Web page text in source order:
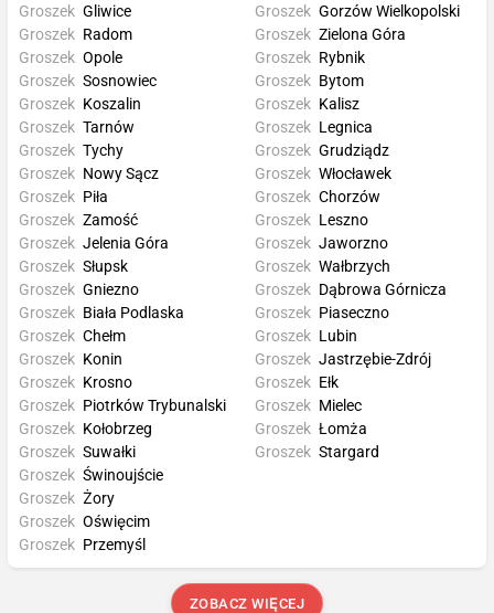
Groszek Gliwice
Groszek Radom
Groszek Opole
Groszek Sosnowiec
Groszek Gorzów Wielkopolski
Groszek Zielona Góra
Groszek Rybnik
Groszek Bytom
Groszek Koszalin
Groszek Tarnów
Groszek Tychy
Groszek Nowy Sącz
Groszek Kalisz
Groszek Legnica
Groszek Grudziądz
Groszek Włocławek
Groszek Piła
Groszek Zamość
Groszek Jelenia Góra
Groszek Słupsk
Groszek Chorzów
Groszek Leszno
Groszek Jaworzno
Groszek Wałbrzych
Groszek Gniezno
Groszek Biała Podlaska
Groszek Chełm
Groszek Konin
Groszek Dąbrowa Górnicza
Groszek Piaseczno
Groszek Lubin
Groszek Jastrzębie-Zdrój
Groszek Krosno
Groszek Piotrków Trybunalski
Groszek Kołobrzeg
Groszek Suwałki
Groszek Ełk
Groszek Mielec
Groszek Łomża
Groszek Stargard
Groszek Świnoujście
Groszek Żory
Groszek Oświęcim
Groszek Przemyśl
ZOBACZ WIĘCEJ